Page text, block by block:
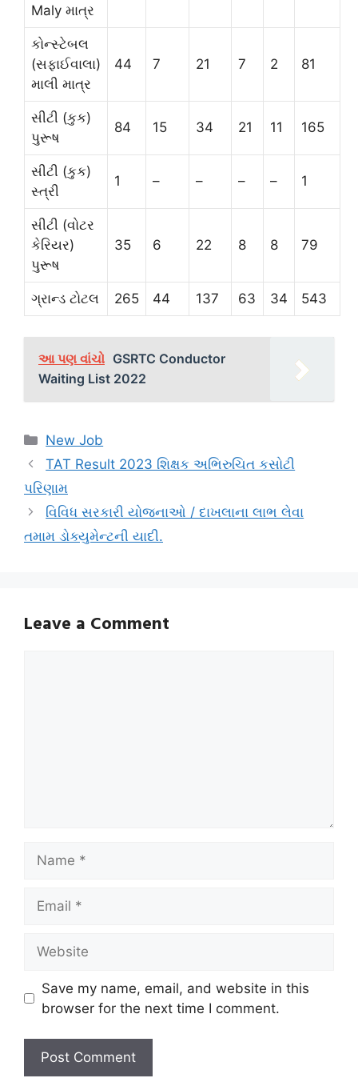
Maly માત્ર
કોન્સ્ટેબલ
(સફાઈવાલા)
માલી માત્ર
44 7 21 7 2 81
સીટી (કુક)
પુરૂષ
84 15 34 21 11 165
સીટી (કુક)
સ્ત્રી
1 – – – – 1
સીટી (વોટર
કેરિયર)
પુરૂષ
35 6 22 8 8 79
ગ્રાન્ડ ટોટલ 265 44 137 63 34 543
આ પણ વાંચો GSRTC Conductor
Waiting List 2022
Categories
New Job
TAT Result 2023 શિક્ષક અભિરુચિત કસોટી
પરિણામ
વિવિધ સરકારી યોજનાઓ / દાખલાના લાભ લેવા
તમામ ડોક્યુમેન્ટની યાદી.
Leave a Comment
Save my name, email, and website in this
browser for the next time I comment.